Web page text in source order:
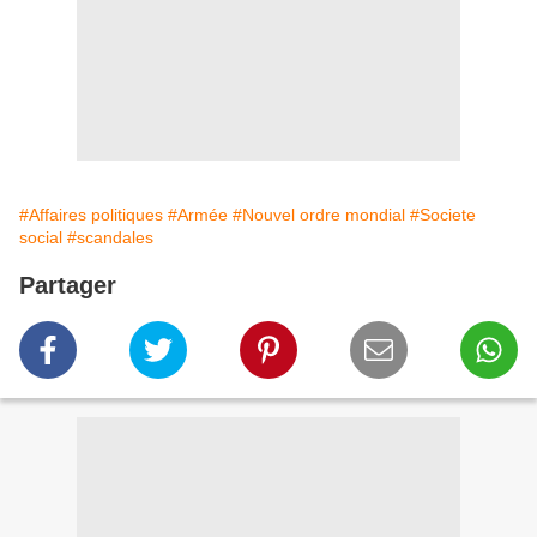
#Affaires politiques #Armée #Nouvel ordre mondial #Societe
social #scandales
Partager